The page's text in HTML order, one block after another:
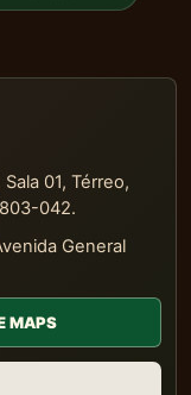
01, Térreo,
042.
General
MAPS